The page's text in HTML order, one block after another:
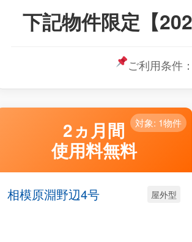
下記物件限定【
ご利用条件
2ヵ月間
使用料無料
対象: 1物件
相模原淵野辺4号 屋外型